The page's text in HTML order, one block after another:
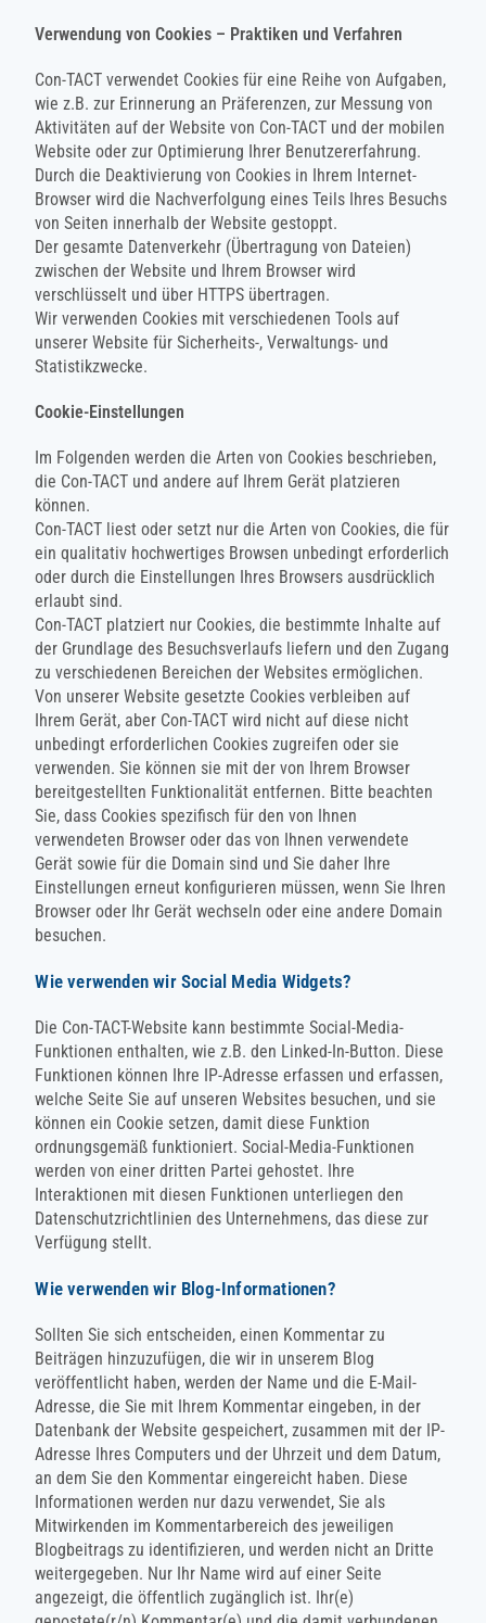
Verwendung von Cookies – Praktiken und Verfahren
Con-TACT verwendet Cookies für eine Reihe von Aufgaben,
wie z.B. zur Erinnerung an Präferenzen, zur Messung von
Aktivitäten auf der Website von Con-TACT und der mobilen
Website oder zur Optimierung Ihrer Benutzererfahrung.
Durch die Deaktivierung von Cookies in Ihrem Internet-
Browser wird die Nachverfolgung eines Teils Ihres Besuchs
von Seiten innerhalb der Website gestoppt.
Der gesamte Datenverkehr (Übertragung von Dateien)
zwischen der Website und Ihrem Browser wird
verschlüsselt und über HTTPS übertragen.
Wir verwenden Cookies mit verschiedenen Tools auf
unserer Website für Sicherheits-, Verwaltungs- und
Statistikzwecke.
Cookie-Einstellungen
Im Folgenden werden die Arten von Cookies beschrieben,
die Con-TACT und andere auf Ihrem Gerät platzieren
können.
Con-TACT liest oder setzt nur die Arten von Cookies, die für
ein qualitativ hochwertiges Browsen unbedingt erforderlich
oder durch die Einstellungen Ihres Browsers ausdrücklich
erlaubt sind.
Con-TACT platziert nur Cookies, die bestimmte Inhalte auf
der Grundlage des Besuchsverlaufs liefern und den Zugang
zu verschiedenen Bereichen der Websites ermöglichen.
Von unserer Website gesetzte Cookies verbleiben auf
Ihrem Gerät, aber Con-TACT wird nicht auf diese nicht
unbedingt erforderlichen Cookies zugreifen oder sie
verwenden. Sie können sie mit der von Ihrem Browser
bereitgestellten Funktionalität entfernen. Bitte beachten
Sie, dass Cookies spezifisch für den von Ihnen
verwendeten Browser oder das von Ihnen verwendete
Gerät sowie für die Domain sind und Sie daher Ihre
Einstellungen erneut konfigurieren müssen, wenn Sie Ihren
Browser oder Ihr Gerät wechseln oder eine andere Domain
besuchen.
Wie verwenden wir Social Media Widgets?
Die Con-TACT-Website kann bestimmte Social-Media-
Funktionen enthalten, wie z.B. den Linked-In-Button. Diese
Funktionen können Ihre IP-Adresse erfassen und erfassen,
welche Seite Sie auf unseren Websites besuchen, und sie
können ein Cookie setzen, damit diese Funktion
ordnungsgemäß funktioniert. Social-Media-Funktionen
werden von einer dritten Partei gehostet. Ihre
Interaktionen mit diesen Funktionen unterliegen den
Datenschutzrichtlinien des Unternehmens, das diese zur
Verfügung stellt.
Wie verwenden wir Blog-Informationen?
Sollten Sie sich entscheiden, einen Kommentar zu
Beiträgen hinzuzufügen, die wir in unserem Blog
veröffentlicht haben, werden der Name und die E-Mail-
Adresse, die Sie mit Ihrem Kommentar eingeben, in der
Datenbank der Website gespeichert, zusammen mit der IP-
Adresse Ihres Computers und der Uhrzeit und dem Datum,
an dem Sie den Kommentar eingereicht haben. Diese
Informationen werden nur dazu verwendet, Sie als
Mitwirkenden im Kommentarbereich des jeweiligen
Blogbeitrags zu identifizieren, und werden nicht an Dritte
weitergegeben. Nur Ihr Name wird auf einer Seite
angezeigt, die öffentlich zugänglich ist. Ihr(e)